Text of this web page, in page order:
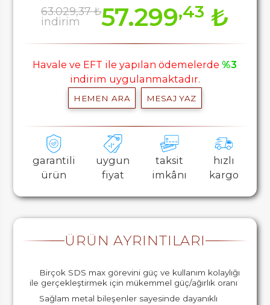
63.029,37 ₺
indirim
57.299,43 ₺
Havale ve EFT ile yapılan ödemelerde%3
indirim uygulanmaktadır.
HEMEN ARA MESAJ YAZ
garantili
ürün
uygun
fiyat
taksit
imkânı
hızlı
kargo
ÜRÜN AYRINTILARI
Birçok SDS max görevini güç ve kullanım kolaylığı
ile gerçekleştirmek için mükemmel güç/ağırlık oranı
Sağlam metal bileşenler sayesinde dayanıklı